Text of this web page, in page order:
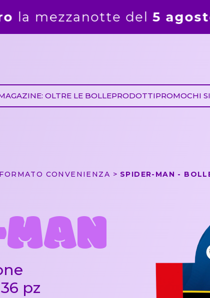
. Gli ordini ricevuti
OLTRE LE BOLLEPRODOTTIPROMOCHI
FORMATO CONVENIENZA
pz